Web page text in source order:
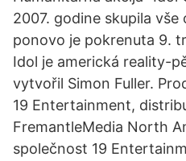
2007. godine skupila vše
ponovo je pokrenuta 9.
Idol je americká reality-
vytvořil Simon Fuller.
19 Entertainment,
FremantleMedia North
společnost 19